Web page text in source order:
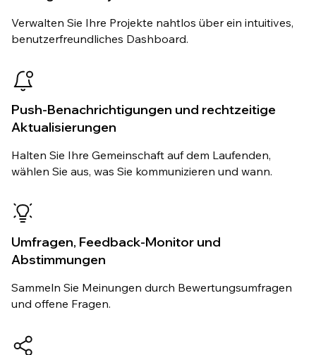
Verwalten Sie Ihre Projekte nahtlos über ein intuitives,
benutzerfreundliches Dashboard.
Push-Benachrichtigungen und rechtzeitige
Aktualisierungen
Halten Sie Ihre Gemeinschaft auf dem Laufenden,
wählen Sie aus, was Sie kommunizieren und wann.
Umfragen, Feedback-Monitor und
Abstimmungen
Sammeln Sie Meinungen durch Bewertungsumfragen
und offene Fragen.